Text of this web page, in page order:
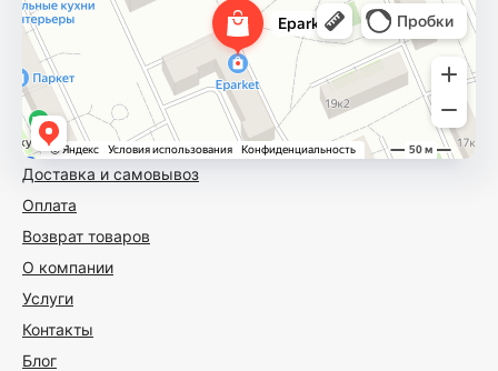
Доставка и самовывоз
Оплата
Возврат товаров
О компании
Услуги
Контакты
Блог